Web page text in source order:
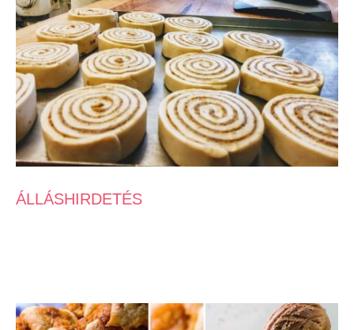
ÁLLÁSHIRDETÉS